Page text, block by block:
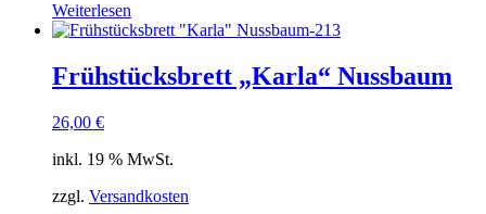
Weiterlesen
Frühstücksbrett „Karla“ Nussbaum
26,00 €
inkl. 19 % MwSt.
zzgl. Versandkosten